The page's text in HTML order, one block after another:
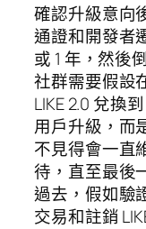
確認升級意向
通證和開發者
或 1 年，然後
社群需要假設
LIKE 2.0 兌換
用戶升級，而
不見得會一直
待，直至最後
過去，假如驗
交易和註銷